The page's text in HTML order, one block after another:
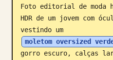
Blogue
Atualizações
Foto editorial de moda
HDR de um jovem com
vestindo um
moletom oversized
gorro escuro, calças